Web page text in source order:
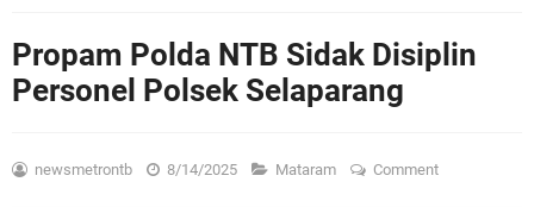
Propam Polda NTB Sidak Disiplin
Personel Polsek Selaparang
newsmetrontb 8/14/2025 Mataram Comment